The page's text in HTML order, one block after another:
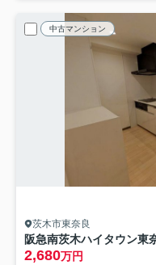
中古マンション
茨木市東奈良
阪急南茨木ハイタウン東
2,680万円